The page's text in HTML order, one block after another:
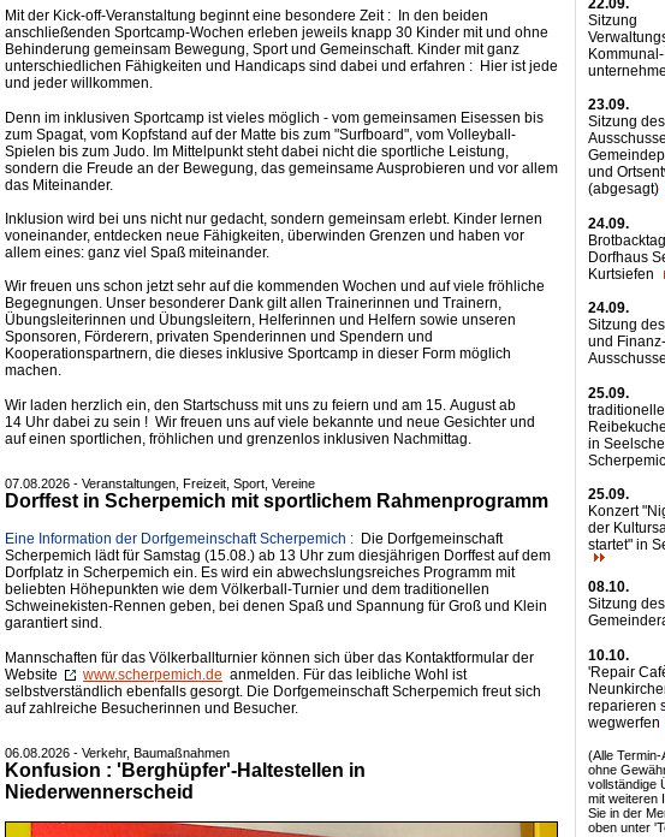
Mit der Kick-off-Veranstaltung beginnt eine besondere Zeit : In den beiden
anschließenden Sportcamp-Wochen erleben jeweils knapp 30 Kinder mit und ohne
Behinderung gemeinsam Bewegung, Sport und Gemeinschaft. Kinder mit ganz
unterschiedlichen Fähigkeiten und Handicaps sind dabei und erfahren : Hier ist jede
und jeder willkommen.
Denn im inklusiven Sportcamp ist vieles möglich - vom gemeinsamen Eisessen bis
zum Spagat, vom Kopfstand auf der Matte bis zum "Surfboard", vom Volleyball-
Spielen bis zum Judo. Im Mittelpunkt steht dabei nicht die sportliche Leistung,
sondern die Freude an der Bewegung, das gemeinsame Ausprobieren und vor allem
das Miteinander.
Inklusion wird bei uns nicht nur gedacht, sondern gemeinsam erlebt. Kinder lernen
voneinander, entdecken neue Fähigkeiten, überwinden Grenzen und haben vor
allem eines: ganz viel Spaß miteinander.
Wir freuen uns schon jetzt sehr auf die kommenden Wochen und auf viele fröhliche
Begegnungen. Unser besonderer Dank gilt allen Trainerinnen und Trainern,
Übungsleiterinnen und Übungsleitern, Helferinnen und Helfern sowie unseren
Sponsoren, Förderern, privaten Spenderinnen und Spendern und
Kooperationspartnern, die dieses inklusive Sportcamp in dieser Form möglich
machen.
Wir laden herzlich ein, den Startschuss mit uns zu feiern und am 15. August ab
14 Uhr dabei zu sein ! Wir freuen uns auf viele bekannte und neue Gesichter und
auf einen sportlichen, fröhlichen und grenzenlos inklusiven Nachmittag.
07.08.2026 - Veranstaltungen, Freizeit, Sport, Vereine
Dorffest in Scherpemich mit sportlichem Rahmenprogramm
Eine Information der Dorfgemeinschaft Scherpemich : Die Dorfgemeinschaft
Scherpemich lädt für Samstag (15.08.) ab 13 Uhr zum diesjährigen Dorffest auf dem
Dorfplatz in Scherpemich ein. Es wird ein abwechslungsreiches Programm mit
beliebten Höhepunkten wie dem Völkerball-Turnier und dem traditionellen
Schweinekisten-Rennen geben, bei denen Spaß und Spannung für Groß und Klein
garantiert sind.
Mannschaften für das Völkerballturnier können sich über das Kontaktformular der
Website
www.scherpemich.de anmelden. Für das leibliche Wohl ist
selbstverständlich ebenfalls gesorgt. Die Dorfgemeinschaft Scherpemich freut sich
auf zahlreiche Besucherinnen und Besucher.
06.08.2026 - Verkehr, Baumaßnahmen
Konfusion : 'Berghüpfer'-Haltestellen in
Niederwennerscheid
22.09.
Sitzung
Kommunal-
23.09.
Sitzung des
und
(abgesagt)
24.09.
Dorfhaus
Kurtsiefen
24.09.
Sitzung
und Finanz-
25.09.
in
25.09.
Konzert
der
startet" in
08.10.
Sitzung des
10.10.
'Repair
reparieren
wegwerfen
(Alle Termin-
ohne
vollständige
mit weiteren
Sie in der
oben unter